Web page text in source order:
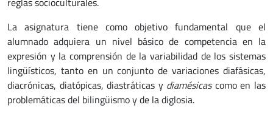
La asignatura tiene como objetivo fundamental que el
alumnado adquiera un nivel básico de competencia en la
expresión y la comprensión de la variabilidad de los sistemas
lingüísticos, tanto en un conjunto de variaciones diafásicas,
diacrónicas, diatópicas, diastráticas y diamésicascomo en las
problemáticas del bilingüismo y de la diglosia.